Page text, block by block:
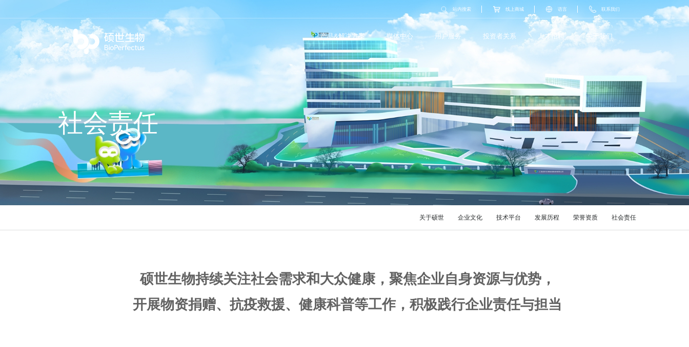
产品&解决方案 媒体中心 用户服务 投资者关系 人才招聘 关于我们
站内搜索 线上商城 语言 联系我们
社会责任
关于硕世 企业文化 技术平台 发展历程 荣誉资质 社会责任
硕世生物持续关注社会需求和大众健康，聚焦企业自身资源与优势，
开展物资捐赠、抗疫救援、健康科普等工作，积极践行企业责任与担当